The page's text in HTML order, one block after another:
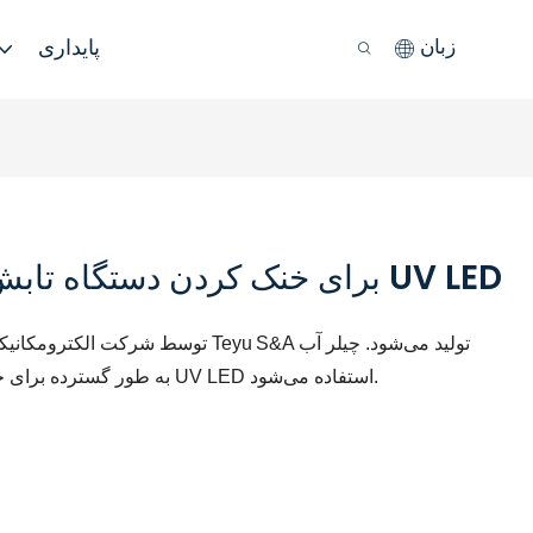
پایداری زبان
چیلر آب خنک CW-5200 برای خنک کردن دستگاه تابش UV LED
چیلر آب خنک صنعتی مدل CW-5200 توسط شرکت الکترومکانیکی گوانگژو Teyu S&A تولید می‌شود. چیلر آب
خنک Teyu CW-5200 به طور گسترده برای خنک کردن دستگاه نوردهی UV LED استفاده می‌شود.